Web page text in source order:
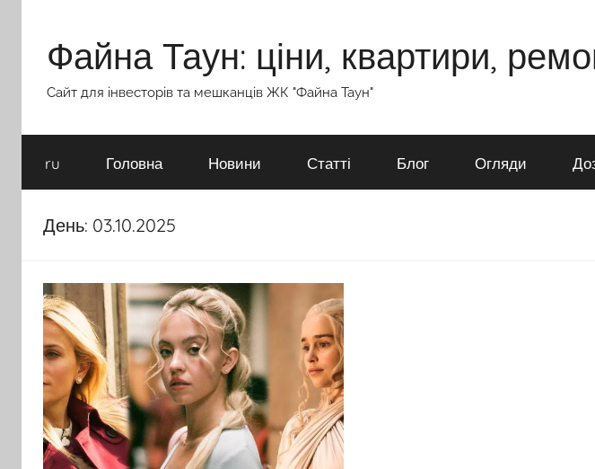
вмістуФайна Таун: ціни, квартири,
Сайт для інвесторів та мешканців ЖК "Файна Таун"
ru Головна Новини Статті Блог Огляди
День: 03.10.2025